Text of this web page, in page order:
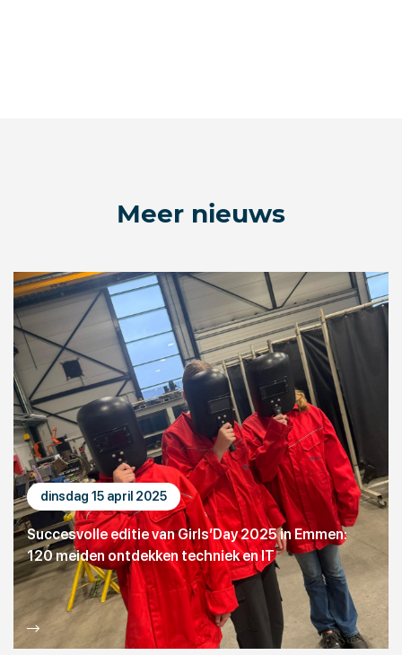
Meer nieuws
dinsdag 15 april 2025
Succesvolle editie van Girls’Day 2025 in Emmen:
120 meiden ontdekken techniek en IT